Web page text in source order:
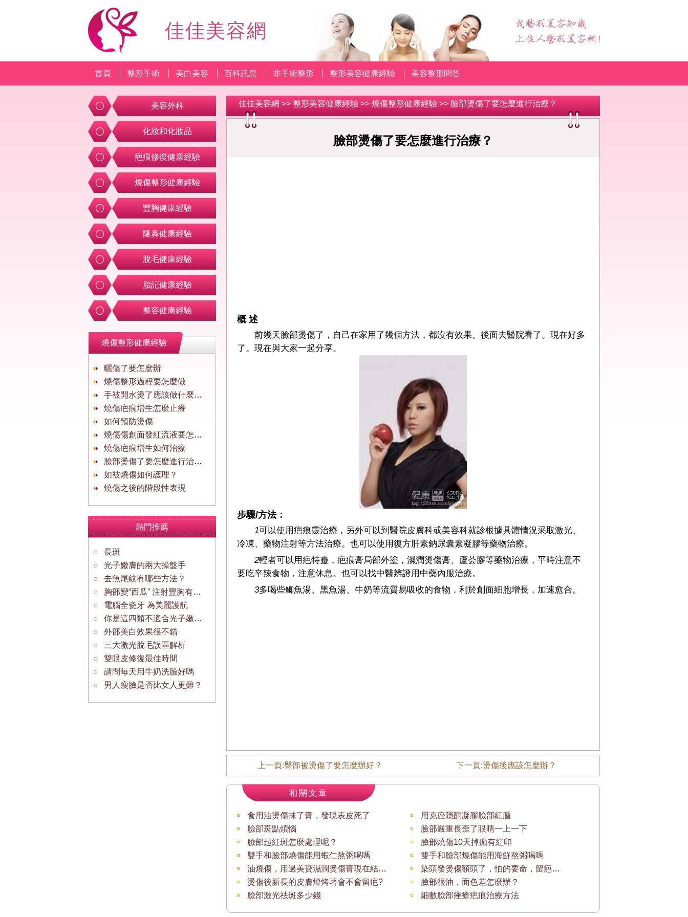
佳佳美容網
首頁 整形手術 美白美容 百科訊息 非手術整形 整形美容健康經驗 美容整形問答
佳佳美容網 >> 整形美容健康經驗 >> 燒傷整形健康經驗 >> 臉部燙傷了要怎麼進行治療？
臉部燙傷了要怎麼進行治療？
概 述
前幾天臉部燙傷了，自己在家用了幾個方法，都沒有效果。後面去醫院看了。現在好多
了。現在與大家一起分享。
步驟/方法：
1可以使用疤痕靈治療，另外可以到醫院皮膚科或美容科就診根據具體情況采取激光、
冷凍、藥物注射等方法治療。也可以使用復方肝素鈉尿囊素凝膠等藥物治療。
2輕者可以用疤特靈，疤痕膏局部外塗，濕潤燙傷膏、蘆荟膠等藥物治療，平時注意不
要吃辛辣食物，注意休息。也可以找中醫辨證用中藥內服治療。
3多喝些鲫魚湯、黑魚湯、牛奶等流質易吸收的食物，利於創面細胞增長，加速愈合。
上一頁:臀部被燙傷了要怎麼辦好？ 下一頁:燙傷後應該怎麼辦？
相關文章
食用油燙傷抹了膏，發現表皮死了
用克痤隱酮凝膠臉部紅腫
臉部斑點煩惱
臉部嚴重長歪了眼睛一上一下
臉部起紅斑怎麼處理呢？
臉部燒傷10天掉痂有紅印
雙手和臉部燒傷能用蝦仁熬粥喝嗎
雙手和臉部燒傷能用海鮮熬粥喝嗎
油燒傷，用過美寶濕潤燙傷膏現在結痂後
染頭發燙傷額頭了，怕的要命，留疤怎麼辦。
燙傷後新長的皮膚燈烤著會不會留疤?
臉部很油，面色差怎麼辦？
臉部激光祛斑多少錢
細數臉部痤瘡疤痕治療方法
美容外科
化妝和化妝品
疤痕修復健康經驗
燒傷整形健康經驗
豐胸健康經驗
隆鼻健康經驗
脫毛健康經驗
胎記健康經驗
整容健康經驗
燒傷整形健康經驗
曬傷了要怎麼辦
燒傷整形過程要怎麼做
手被開水燙了應該做什麼處理
燒傷疤痕增生怎麼止癢
如何預防燙傷
燒傷傷創面發紅流液要怎麼辦啊？
燒傷疤痕增生如何治療
臉部燙傷了要怎麼進行治療？
如被燒傷如何護理？
燒傷之後的階段性表現
熱門推薦
長斑
光子嫩膚的兩大操盤手
去魚尾紋有哪些方法？
胸部變“西瓜” 注射豐胸有什麼危害？
電腦全瓷牙 為美麗護航
你是這四類不適合光子嫩膚的人群嗎
外部美白效果很不錯
三大激光脫毛誤區解析
雙眼皮修復最佳時間
請問每天用牛奶洗臉好嗎
男人瘦臉是否比女人更難？